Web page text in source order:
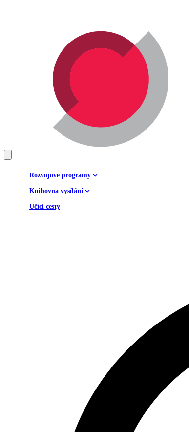
Rozvojové programy
Knihovna vysílání
Učící cesty